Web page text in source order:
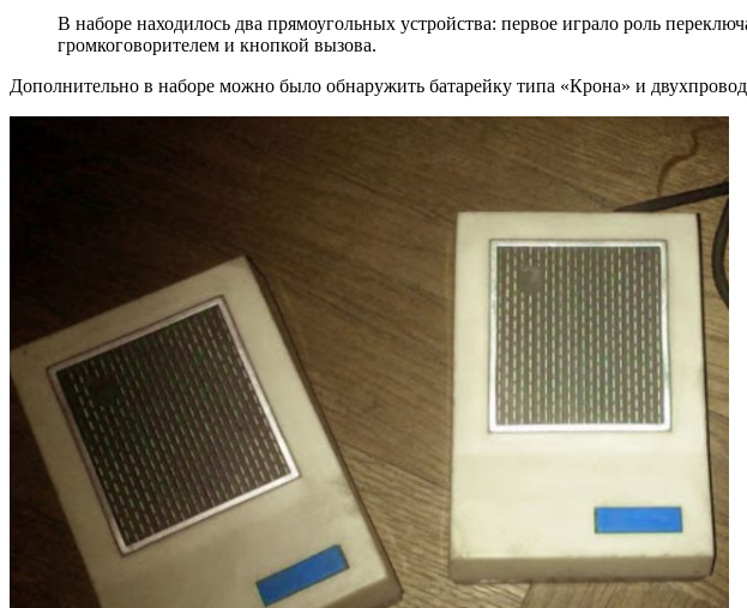
В наборе находилось два прямоугольных устройства: первое играло роль
громкоговорителем и кнопкой вызова.
Дополнительно в наборе можно было обнаружить батарейку типа «Крона» и